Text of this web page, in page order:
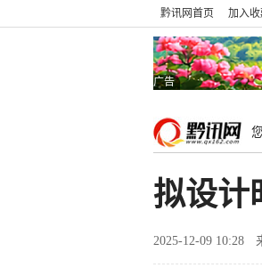
黔讯网首页 加入
广告
拟设计
2025-12-09 10:28